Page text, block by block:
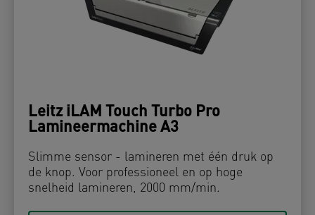
Leitz iLAM Touch Turbo Pro
Lamineermachine A3
Slimme sensor - lamineren met één druk op
de knop. Voor professioneel en op hoge
snelheid lamineren, 2000 mm/min.